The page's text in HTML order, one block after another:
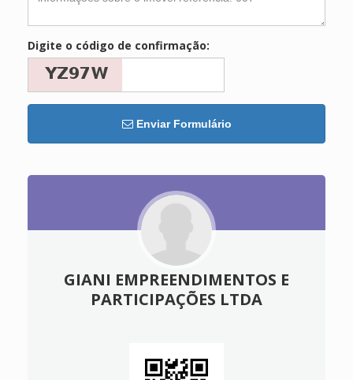
Digite o código de confirmação:
Enviar Formulário
GIANI EMPREENDIMENTOS E
PARTICIPAÇÕES LTDA